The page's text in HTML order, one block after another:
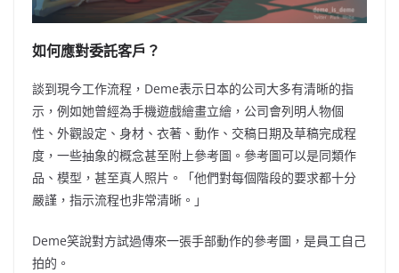
如何應對委託客戶？
談到現今工作流程，Deme表示日本的公司大多有清晰的指
示，例如她曾經為手機遊戲繪畫立繪，公司會列明人物個
性、外觀設定、身材、衣著、動作、交稿日期及草稿完成程
度，一些抽象的概念甚至附上參考圖。參考圖可以是同類作
品、模型，甚至真人照片。「他們對每個階段的要求都十分
嚴謹，指示流程也非常清晰。」
Deme笑說對方試過傳來一張手部動作的參考圖，是員工自己
拍的。